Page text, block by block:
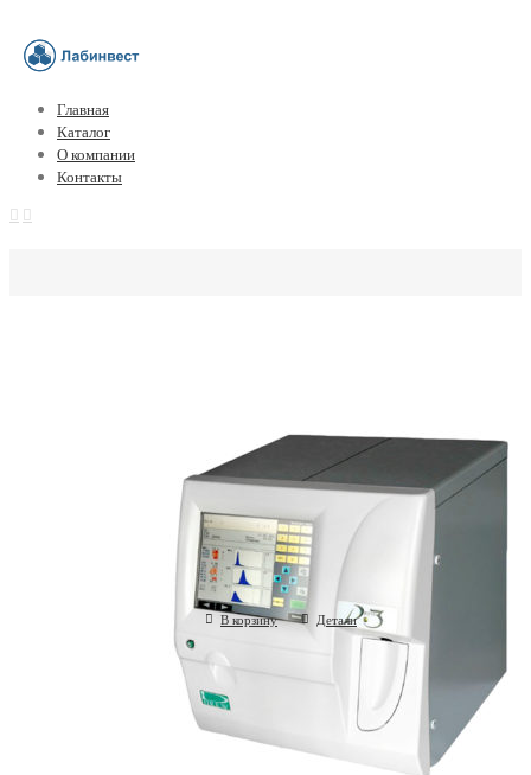
Главная
Каталог
О компании
Контакты
DREW-3 (D-3) Гематологический
автомат
дифференциация 3-diff, 18 парам., паковая
Scientific, Великобритания/США)
В корзину Детали